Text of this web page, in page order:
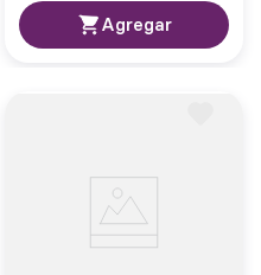
Agregar